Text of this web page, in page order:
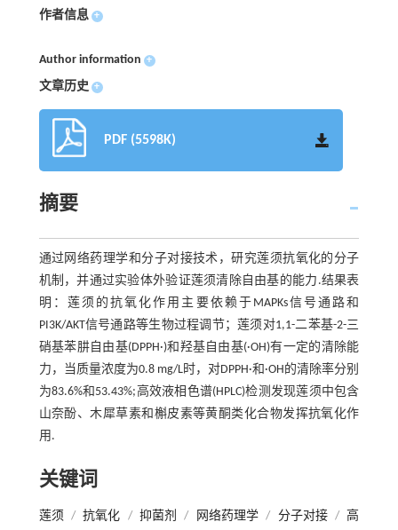
作者信息 +
Author information +
文章历史 +
PDF (5598K)
摘要
通过网络药理学和分子对接技术，研究莲须抗氧化的分子
机制，并通过实验体外验证莲须清除自由基的能力.结果表
明：莲须的抗氧化作用主要依赖于MAPKs信号通路和
PI3K/AKT信号通路等生物过程调节；莲须对1,1-二苯基-2-三
硝基苯肼自由基(DPPH·)和羟基自由基(·OH)有一定的清除能
力，当质量浓度为0.8 mg/L时，对DPPH·和·OH的清除率分别
为83.6%和53.43%;高效液相色谱(HPLC)检测发现莲须中包含
山奈酚、木犀草素和槲皮素等黄酮类化合物发挥抗氧化作
用.
关键词
莲须 / 抗氧化 / 抑菌剂 / 网络药理学 / 分子对接 / 高